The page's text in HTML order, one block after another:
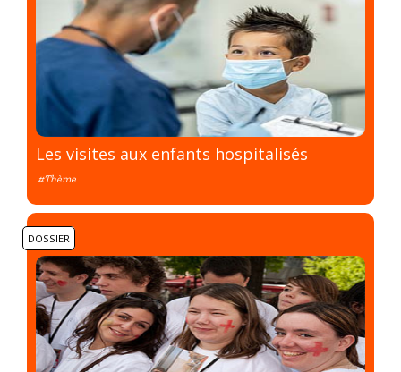
Les visites aux enfants hospitalisés
#Thème
DOSSIER